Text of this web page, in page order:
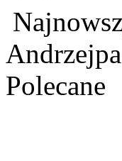
Andrzejpa
Polecane